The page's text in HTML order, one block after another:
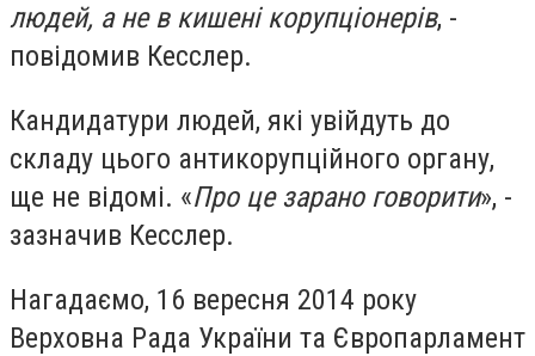
людей, а не в кишені корупціонерів, -
повідомив Кесслер.
Кандидатури людей, які увійдуть до
складу цього антикорупційного органу,
ще не відомі. «Про це зарано говорити», -
зазначив Кесслер.
Нагадаємо, 16 вересня 2014 року
Верховна Рада України та Європарламент